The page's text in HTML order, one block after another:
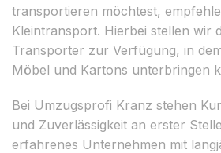
transportieren möchtest,
Kleintransport. Hierbei stellen wir
Transporter zur Verfügung, in
Möbel und Kartons unterbringen
Bei Umzugsprofi Kranz stehen
und Zuverlässigkeit an erster
erfahrenes Unternehmen mit